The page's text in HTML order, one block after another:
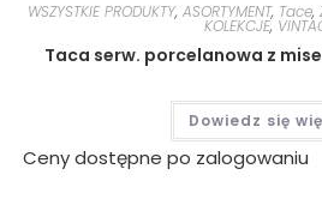
WSZYSTKIE PRODUKTY, ASORTYMENT, Tace,
KOLEKCJE,
Taca serw. porcelanowa z
Dowiedz się
Ceny dostępne po zalogowaniu